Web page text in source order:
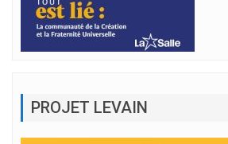
PROJET LEVAIN